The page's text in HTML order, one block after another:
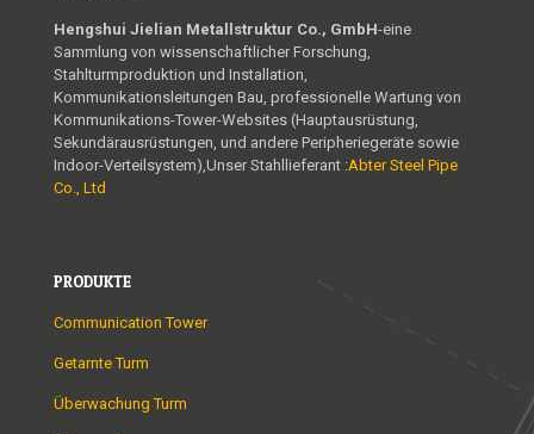
Hengshui Jielian Metallstruktur Co., GmbH-eine
Sammlung von wissenschaftlicher Forschung,
Stahlturmproduktion und Installation,
Kommunikationsleitungen Bau, professionelle Wartung von
Kommunikations-Tower-Websites (Hauptausrüstung,
Sekundärausrüstungen, und andere Peripheriegeräte sowie
Indoor-Verteilsystem),Unser Stahllieferant :Abter Steel Pipe
Co., Ltd
PRODUKTE
Communication Tower
Getarnte Turm
Überwachung Turm